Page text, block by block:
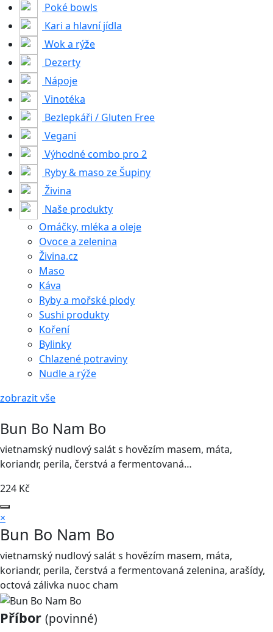
Poké bowls
Kari a hlavní jídla
Wok a rýže
Dezerty
Nápoje
Vinotéka
Bezlepkáři / Gluten Free
Vegani
Výhodné combo pro 2
Ryby & maso ze Šupiny
Živina
Naše produkty
Omáčky, mléka a oleje
Ovoce a zelenina
Živina.cz
Maso
Káva
Ryby a mořské plody
Sushi produkty
Koření
Bylinky
Chlazené potraviny
Nudle a rýže
zobrazit vše
Bun Bo Nam Bo
vietnamský nudlový salát s hovězím masem, máta,
koriandr, perila, čerstvá a fermentovaná…
224 Kč
×
Bun Bo Nam Bo
vietnamský nudlový salát s hovězím masem, máta,
koriandr, perila, čerstvá a fermentovaná zelenina, arašídy,
octová zálivka nuoc cham
Příbor (povinné)